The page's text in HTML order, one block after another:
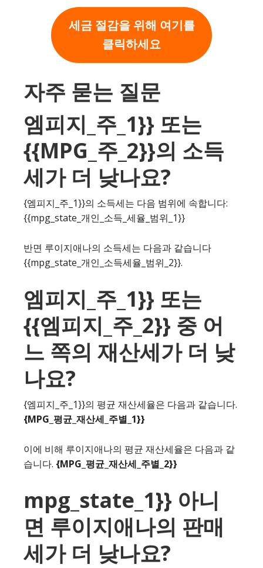
세금 절감을 위해 여기를
클릭하세요
자주 묻는 질문
엠피지_주_1}} 또는
{{MPG_주_2}}의 소득
세가 더 낮나요?
{엠피지_주_1}}의 소득세는 다음 범위에 속합니다:
{{mpg_state_개인_소득_세율_범위_1}}
반면 루이지애나의 소득세는 다음과 같습니다
{{mpg_state_개인_소득세율_범위_2}}.
엠피지_주_1}} 또는
{{엠피지_주_2}} 중 어
느 쪽의 재산세가 더 낮
나요?
{엠피지_주_1}}의 평균 재산세율은 다음과 같습니다.
{MPG_평균_재산세_주별_1}}
이에 비해 루이지애나의 평균 재산세율은 다음과 같
습니다. {MPG_평균_재산세_주별_2}}
mpg_state_1}} 아니
면 루이지애나의 판매
세가 더 낮나요?